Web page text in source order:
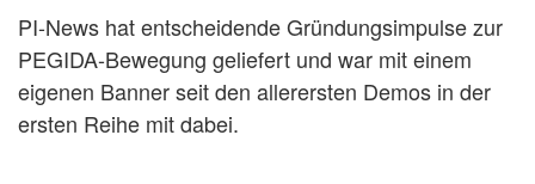
PI-News hat entscheidende Gründungsimpulse zur
PEGIDA-Bewegung geliefert und war mit einem
eigenen Banner seit den allerersten Demos in der
ersten Reihe mit dabei.